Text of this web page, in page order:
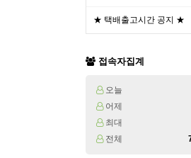
★ 택배출고시간 공지 ★
접속자집계
오늘
어제
최대
전체